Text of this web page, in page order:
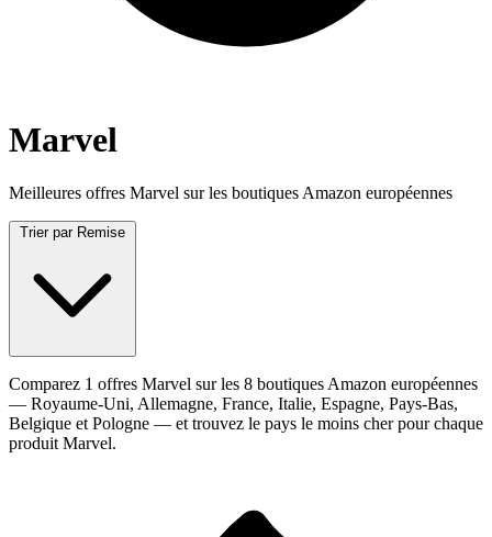
Marvel
Meilleures offres Marvel sur les boutiques Amazon européennes
Trier par Remise
Comparez 1 offres Marvel sur les 8 boutiques Amazon européennes
— Royaume-Uni, Allemagne, France, Italie, Espagne, Pays-Bas,
Belgique et Pologne — et trouvez le pays le moins cher pour chaque
produit Marvel.